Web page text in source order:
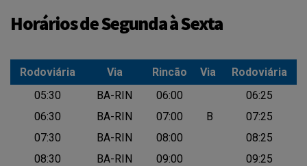
Horários de Segunda à Sexta
Rodoviária Via Rincão Via
Rodoviária
Rodoviária
Via Rincão Rodoviária
05:30 BA-RIN 06:00
06:25
06:30
BA-RIN 07:00 B
07:25
07:30
BA-RIN 08:00
08:25
08:30
BA-RIN 09:00
09:25